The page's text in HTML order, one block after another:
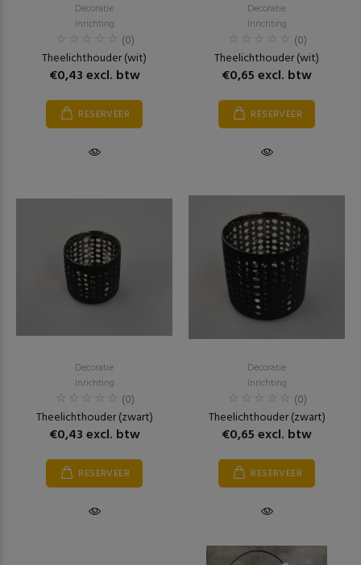
Decoratie
Inrichting
(0)
Theelichthouder (wit)
€0,43 excl. btw
RESERVEER
Decoratie
Inrichting
(0)
Theelichthouder (wit)
€0,65 excl. btw
RESERVEER
Decoratie
Inrichting
(0)
Theelichthouder (zwart)
€0,43 excl. btw
RESERVEER
Decoratie
Inrichting
(0)
Theelichthouder (zwart)
€0,65 excl. btw
RESERVEER